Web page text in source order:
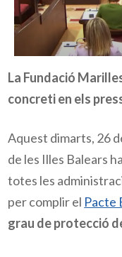
La Fundació
concreti en els
Aquest dimarts, 26
de les Illes Balears
totes les
per complir el Pacte
grau de protecció